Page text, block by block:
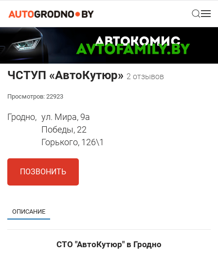
ЧСТУП «АвтоКутюр» 2 отзывов
Просмотров: 22923
Гродно, ул. Мира, 9а
Победы, 22
Горького, 126\1
ПОЗВОНИТЬ
ОПИСАНИЕ
СТО "АвтоКутюр" в Гродно